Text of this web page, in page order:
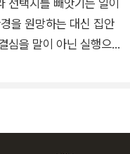
선택지를 빼앗기는 일이
을 원망하는 대신 집안
심을 말이 아닌 실행으로
쌓기 시작했다. 특히 전